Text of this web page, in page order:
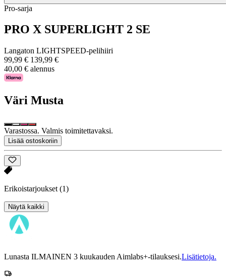
Pro-sarja
PRO X SUPERLIGHT 2 SE
Langaton LIGHTSPEED-pelihiiri
99,99 € 139,99 €
40,00 € alennus
Väri Musta
Varastossa. Valmis toimitettavaksi.
Lisää ostoskoriin
Erikoistarjoukset(1)
Näytä kaikki
Lunasta ILMAINEN 3 kuukauden Aimlabs+-tilauksesi.Lisätietoja.